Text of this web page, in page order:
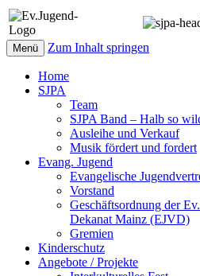
Menü Zum Inhalt springen
Home
SJPA
Team
SJPA Band – Halb so
Ausleihe und Verkauf
Musik fördert und fordert
Evang. Jugend
Evangelische
Vorstand
Geschäftsordnung der
Dekanat Mainz (EJVD)
Gremien
Kinderschutz
Angebote / Projekte